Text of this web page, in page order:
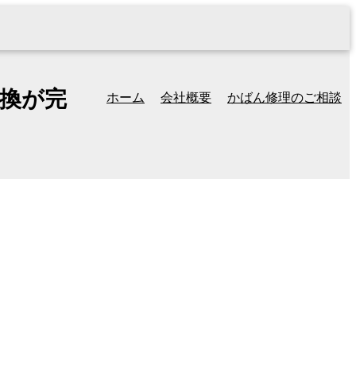
ホーム 会社概要 かばん修理のご相談
が完